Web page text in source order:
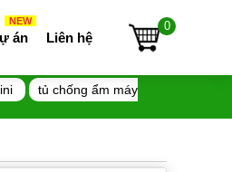
án
NEW
Liên hệ
0
tủ chống ẩm máy